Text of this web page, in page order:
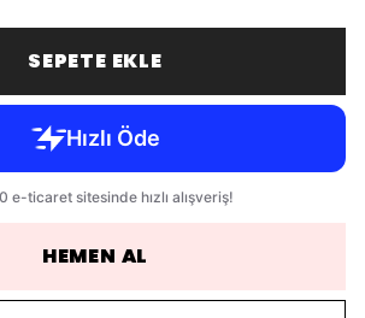
SEPETE EKLE
HEMEN AL